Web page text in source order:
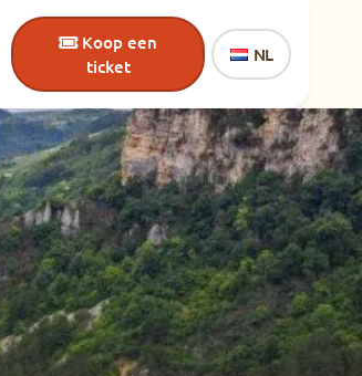
Koop een
ticket
NL